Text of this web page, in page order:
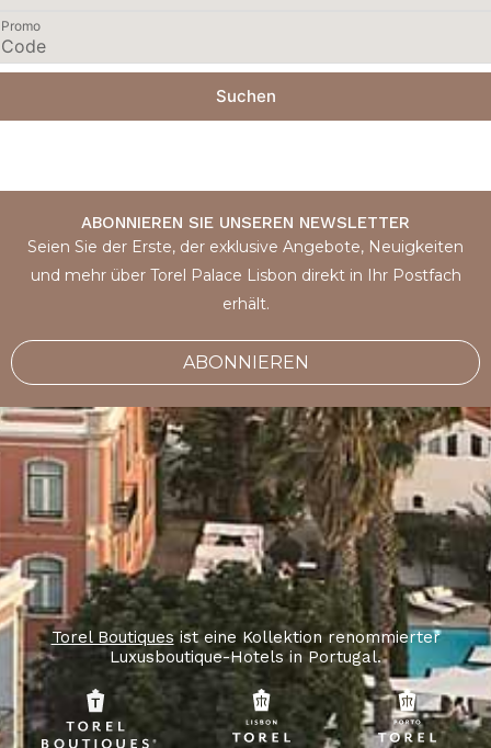
Promo
Suchen
ABONNIEREN SIE UNSEREN NEWSLETTER
Seien Sie der Erste, der exklusive Angebote, Neuigkeiten
und mehr über Torel Palace Lisbon direkt in Ihr Postfach
erhält.
ABONNIEREN
Torel Boutiquesist eine Kollektion renommierter
Luxusboutique-Hotels in Portugal.